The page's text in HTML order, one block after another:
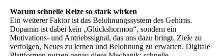
Warum schnelle Reize so stark wirken
Ein weiterer Faktor ist das Belohnungssystem des Gehirns.
Dopamin ist dabei kein „Glückshormon“, sondern ein
Motivations- und Antriebssignal, das uns dazu bringt, Ziele zu
verfolgen, Neues zu lernen und Belohnung zu erwarten. Digitale